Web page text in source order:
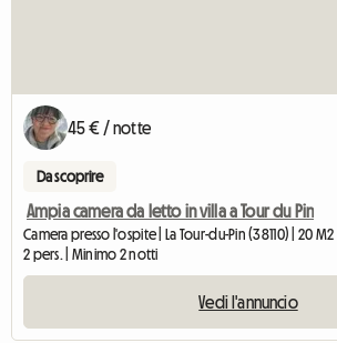
45 € / notte
Da scoprire
Ampia camera da letto in villa a Tour du Pin
Camera presso l'ospite | La Tour-du-Pin (38110) | 20 M2
2 pers. | Minimo 2 notti
Vedi l'annuncio